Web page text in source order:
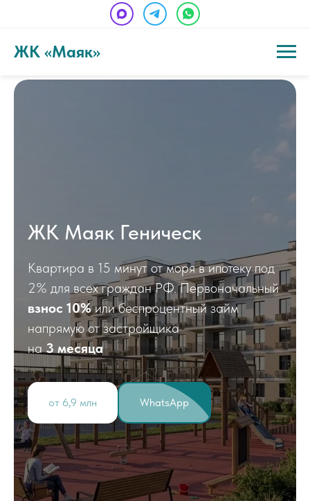
ЖК «Маяк»
ЖК Маяк Геническ
Квартира в 15 минут от моря в ипотеку под
2% для всех граждан РФ. Первоначальный
взнос 10%или беспроцентный займ
напрямую от застройщика
на3 месяца
от 6,9 млн WhatsApp